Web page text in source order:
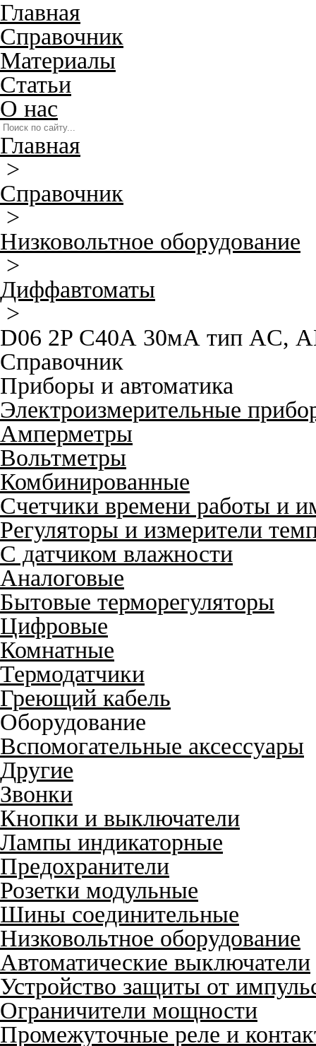
Главная
Справочник
Материалы
Статьи
О нас
Главная
>
Справочник
>
Низковольтное оборудование
>
Диффавтоматы
>
D06 2P C40А 30мА тип AC,
Справочник
Приборы и автоматика
Электроизмерительные
Амперметры
Вольтметры
Комбинированные
Счетчики времени работы и
Регуляторы и измерители
С датчиком влажности
Аналоговые
Бытовые терморегуляторы
Цифровые
Комнатные
Термодатчики
Греющий кабель
Оборудование
Вспомогательные аксессуары
Другие
Звонки
Кнопки и выключатели
Лампы индикаторные
Предохранители
Розетки модульные
Шины соединительные
Низковольтное оборудование
Автоматические выключатели
Устройство защиты от
Ограничители мощности
Промежуточные реле и